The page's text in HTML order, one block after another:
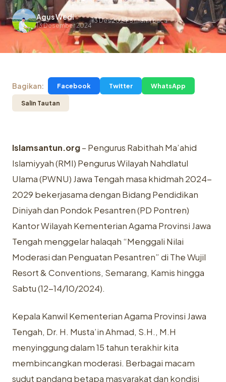
Agus Wedi
13 Desember 2024
13 Des 2024.3 menit baca
Bagikan: Facebook Twitter WhatsApp
Salin Tautan
Islamsantun.org– Pengurus Rabithah Ma’ahid
Islamiyyah (RMI) Pengurus Wilayah Nahdlatul
Ulama (PWNU) Jawa Tengah masa khidmah 2024-
2029 bekerjasama dengan Bidang Pendidikan
Diniyah dan Pondok Pesantren (PD Pontren)
Kantor Wilayah Kementerian Agama Provinsi Jawa
Tengah menggelar halaqah “Menggali Nilai
Moderasi dan Penguatan Pesantren” di The Wujil
Resort & Conventions, Semarang, Kamis hingga
Sabtu (12-14/10/2024).
Kepala Kanwil Kementerian Agama Provinsi Jawa
Tengah, Dr. H. Musta’in Ahmad, S.H., M.H
menyinggung dalam 15 tahun terakhir kita
membincangkan moderasi. Berbagai macam
sudut pandang betapa masyarakat dan kondisi